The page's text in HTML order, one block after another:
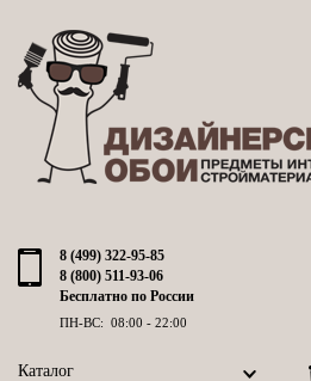
8 (499) 322-95-85
8 (800) 511-93-06
Бесплатно по России
ПН-ВС: 08:00 - 22:00
Каталог